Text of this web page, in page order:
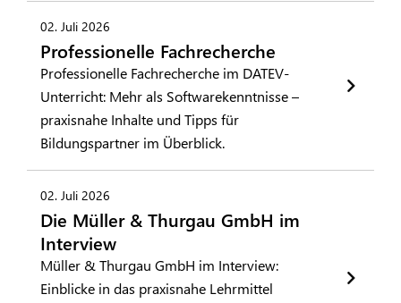
02. Juli 2026
Professionelle Fachrecherche
Professionelle Fachrecherche im DATEV-
Unterricht: Mehr als Softwarekenntnisse –
praxisnahe Inhalte und Tipps für
Bildungspartner im Überblick.
02. Juli 2026
Die Müller & Thurgau GmbH im
Interview
Müller & Thurgau GmbH im Interview:
Einblicke in das praxisnahe Lehrmittel